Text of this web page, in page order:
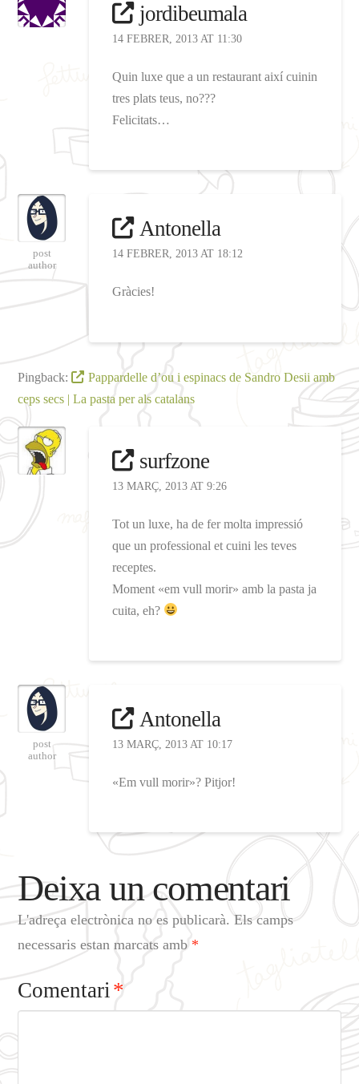
jordibeumala
14 FEBRER, 2013 AT 11:30
Quin luxe que a un restaurant així cuinin
tres plats teus, no???
Felicitats…
post
author
Antonella
14 FEBRER, 2013 AT 18:12
Gràcies!
Pingback:
Pappardelle d’ou i espinacs de Sandro Desii amb
ceps secs | La pasta per als catalans
surfzone
13 MARÇ, 2013 AT 9:26
Tot un luxe, ha de fer molta impressió
que un professional et cuini les teves
receptes.
Moment «em vull morir» amb la pasta ja
cuita, eh?
post
author
Antonella
13 MARÇ, 2013 AT 10:17
«Em vull morir»? Pitjor!
Deixa un comentari
L'adreça electrònica no es publicarà. Els camps
necessaris estan marcats amb *
Comentari*